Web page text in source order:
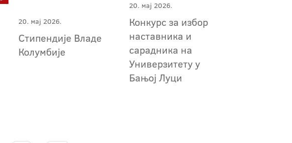
20. мај 2026.
Стипендије Владе
Колумбије
20. мај 2026.
Конкурс за избор
наставника и
сарадника на
Универзитету у
Бањој Луци